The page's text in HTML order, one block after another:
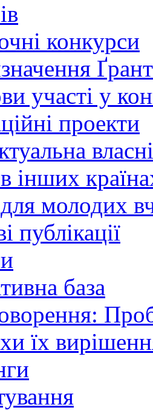
конкурси
участі у
проекти
інших
молодих
публікації
база
їх